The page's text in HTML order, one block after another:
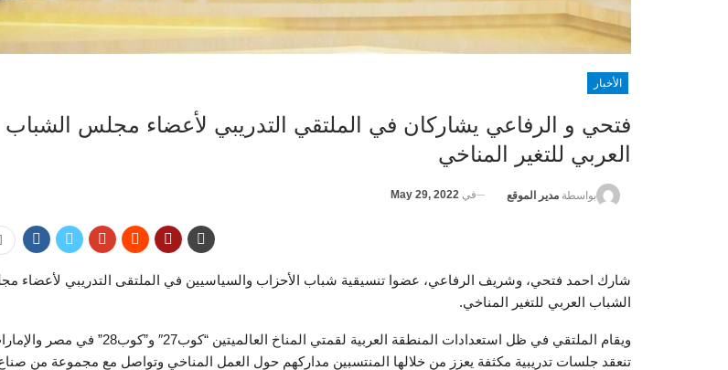
الأخبار
فتحي و الرفاعي يشاركان في الملتقي التدريبي لأعضاء مجلس الشباب
العربي للتغير المناخي
بواسطة مدير الموقع في May 29, 2022
شارك احمد فتحي، وشريف الرفاعي، عضوا تنسيقية شباب الأحزاب والسياسيين في الملتقى التدريبي لأعضاء
الشباب العربي للتغير المناخي.
ويقام الملتقي في ظل استعدادات المنطقة العربية لقمتي المناخ العالميتين
تنعقد جلسات تدريبية مكثفة يعزز من خلالها المنتسبين مداركهم حول العمل المناخي وتواصل مع مجموعة من صناع